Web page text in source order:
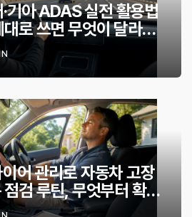
기아 ADAS 실전 활용법
대로 쓰면 무엇이 달라질
어 관리로 자동차 고장
검 루틴, 무엇부터 확인